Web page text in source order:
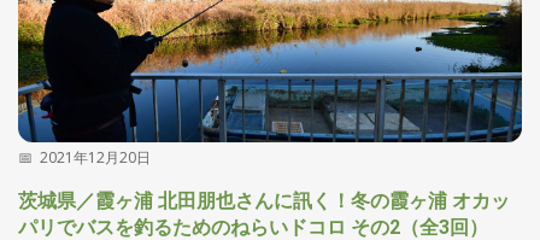
2021年12月20日
茨城県／霞ヶ浦 北田朋也さんに訊く！冬の霞ヶ浦 オカッ
パリでバスを釣るためのねらいドコロ その2（全3回）